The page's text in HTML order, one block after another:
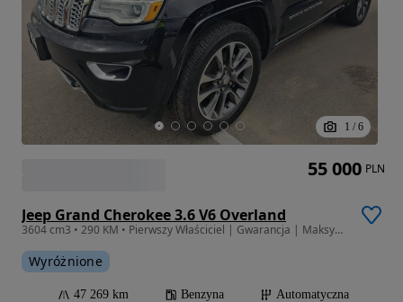
1 / 6
Jeep Grand Cherokee 3.6 V6 Overland
3604 cm3 • 290 KM • Pierwszy Właściciel | Gwarancja | Maksymalne Wyposażenie | 3.6 V6
Wyróżnione
47 269 km Benzyna
Automatyczna
55 000 PLN